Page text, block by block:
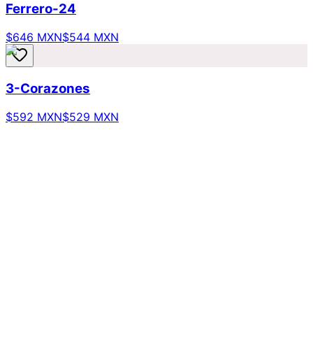
Ferrero-24
$646 MXN$544 MXN
3-Corazones
$592 MXN$529 MXN